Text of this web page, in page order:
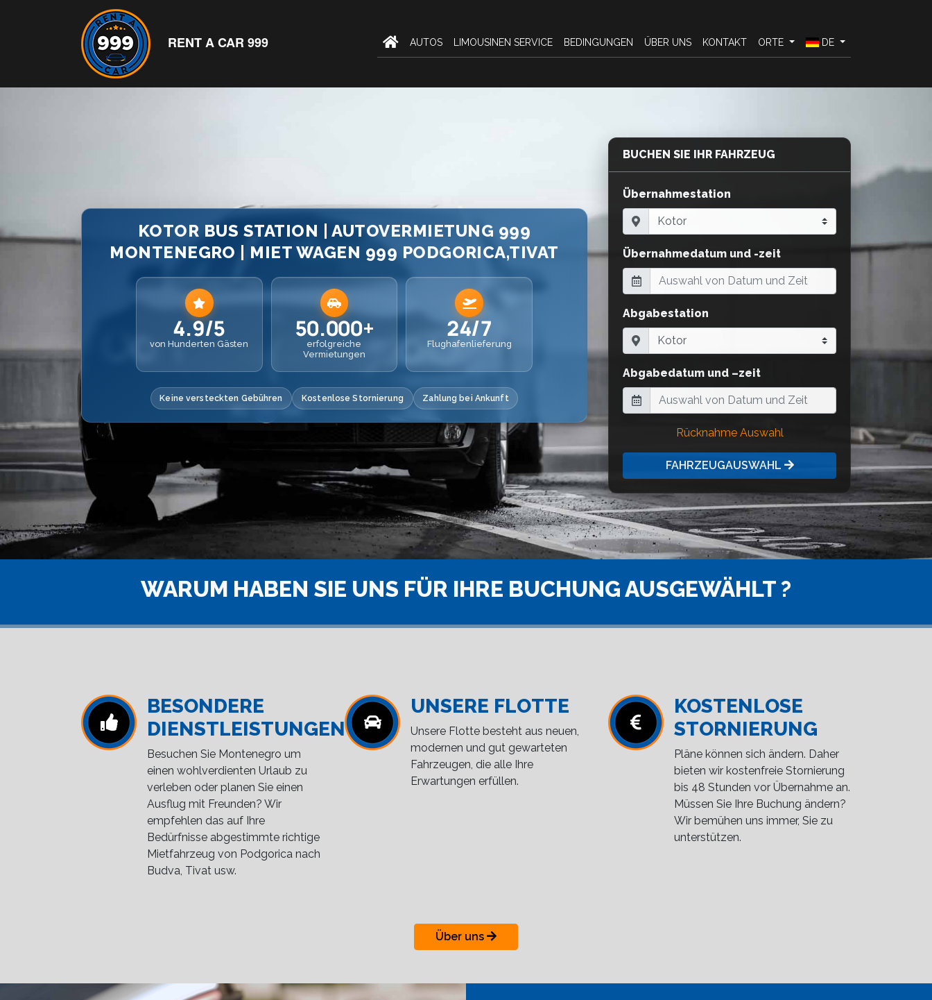
RENT A CAR 999 AUTOS LIMOUSINEN SERVICE BEDINGUNGEN ÜBER UNS KONTAKT ORTE DE
KOTOR BUS STATION | AUTOVERMIETUNG 999
MONTENEGRO | MIET WAGEN 999 PODGORICA,TIVAT
4.9/5
von Hunderten Gästen
50.000+
erfolgreiche
Vermietungen
24/7
Flughafenlieferung
Keine versteckten Gebühren Kostenlose Stornierung Zahlung bei Ankunft
BUCHEN SIE IHR FAHRZEUG
Übernahmestation
Übernahmedatum und -zeit
Abgabestation
Abgabedatum und –zeit
Rücknahme Auswahl
FAHRZEUGAUSWAHL
WARUM HABEN SIE UNS FÜR IHRE BUCHUNG AUSGEWÄHLT ?
BESONDERE
DIENSTLEISTUNGEN
Besuchen Sie Montenegro um
einen wohlverdienten Urlaub zu
verleben oder planen Sie einen
Ausflug mit Freunden? Wir
empfehlen das auf Ihre
Bedürfnisse abgestimmte richtige
Mietfahrzeug von Podgorica nach
Budva, Tivat usw.
UNSERE FLOTTE
Unsere Flotte besteht aus neuen,
modernen und gut gewarteten
Fahrzeugen, die alle Ihre
Erwartungen erfüllen.
KOSTENLOSE
STORNIERUNG
Pläne können sich ändern. Daher
bieten wir kostenfreie Stornierung
bis 48 Stunden vor Übernahme an.
Müssen Sie Ihre Buchung ändern?
Wir bemühen uns immer, Sie zu
unterstützen.
Über uns